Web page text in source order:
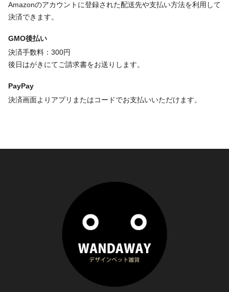
Amazonのアカウントに登録された配送先や支払い方法を利用して
決済できます。
GMO後払い
決済手数料：300円
後日はがきにてご請求書をお送りします。
PayPay
決済画面よりアプリまたはコードでお支払いいただけます。